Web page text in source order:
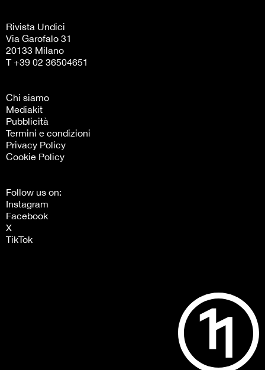
Rivista Undici
Via Garofalo 31
20133 Milano
T +39 02 36504651
Chi siamo
Mediakit
Pubblicità
Termini e condizioni
Privacy Policy
Cookie Policy
Follow us on:
Instagram
Facebook
X
TikTok